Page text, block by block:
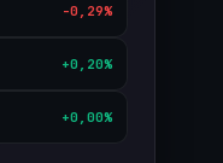
-0,29%
+0,20%
+0,00%